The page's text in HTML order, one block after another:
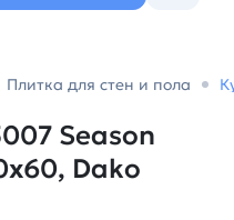
Плитка для стен и пола
Season
Dako